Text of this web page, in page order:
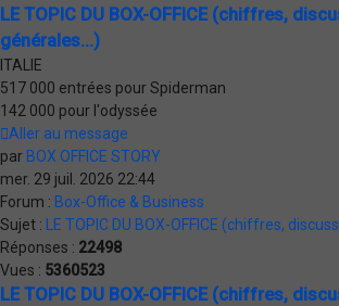
LE TOPIC DU BOX-OFFICE (chiffres,
générales...)
ITALIE
517 000 entrées pour Spiderman
142 000 pour l'odyssée
Aller au message
par BOX OFFICE STORY
mer. 29 juil. 2026 22:44
Forum : Box-Office & Business
Sujet :
LE TOPIC DU BOX-OFFICE (chiffres,
Réponses : 22498
Vues : 5360523
LE TOPIC DU BOX-OFFICE (chiffres,